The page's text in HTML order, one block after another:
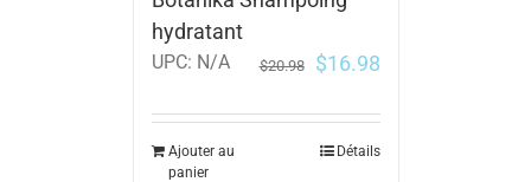
hydratant
UPC: N/A $20.98 $16.98
Ajouter au
panier
Détails